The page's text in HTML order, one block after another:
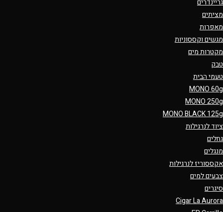
גריינדרים
מציתים
מאפרות
מגשים וקססוניות
מקטרות מים
טבק
טעמי הבית
MONO 60g
MONO 250g
MONO BLACK 125g
ציוד לנרגילות
גחלים
מנגלים
אקססוריז לנרגילות
צבעים למים
סיגרים
Cigar La Aurora